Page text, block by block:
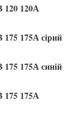
120 120А
175А сірий
175А синій
175 175А